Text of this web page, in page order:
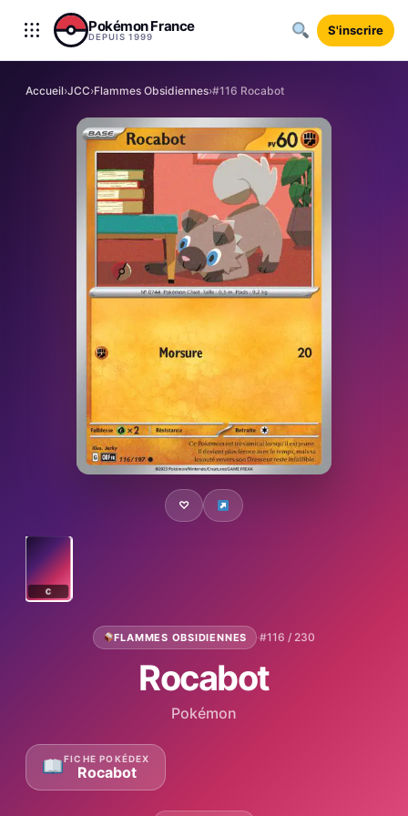
Aller au contenu
Pokémon France
DEPUIS 1999 S'inscrire
Accueil›JCC›Flammes Obsidiennes›#116 Rocabot
♡
C
FLAMMES OBSIDIENNES ·#116 / 230
Rocabot
Pokémon
FICHE POKÉDEX
Rocabot